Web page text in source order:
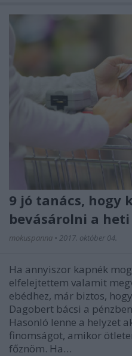
9 jó tanács, hogy
bevásárolni a
mokuspanna • 2017. október 04.
Ha annyiszor kapnék
elfelejtettem valamit
ebédhez, már biztos,
Dagobert bácsi a
Hasonló lenne a helyzet
finomságot, amikor
főznöm. Ha…